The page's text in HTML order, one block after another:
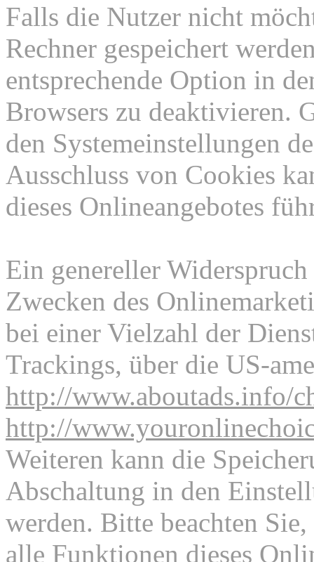
Falls die Nutzer nicht
Rechner gespeichert
entsprechende Option in
Browsers zu deaktivieren.
den Systemeinstellungen
Ausschluss von Cookies
dieses Onlineangebotes
Ein genereller
Zwecken des
bei einer Vielzahl der
Trackings, über die US-
http://www.aboutads.info/
http://
Weiteren kann die
Abschaltung in den
werden. Bitte beachten
alle Funktionen dieses